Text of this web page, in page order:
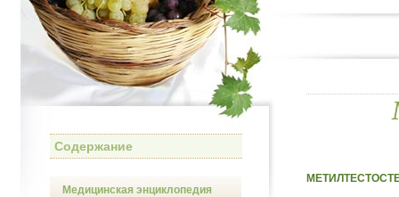
Содержание
Медицинская энциклопедия